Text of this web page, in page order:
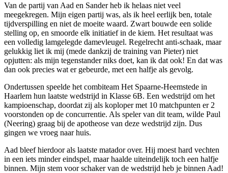
Van de partij van Aad en Sander heb ik helaas niet veel
meegekregen. Mijn eigen partij was, als ik heel eerlijk ben, totale
tijdverspilling en niet de moeite waard. Zwart bouwde een solide
stelling op, en smoorde elk initiatief in de kiem. Het resultaat was
een volledig lamgelegde damevleugel. Regelrecht anti-schaak, maar
gelukkig liet ik mij (mede dankzij de training van Pieter) niet
opjutten: als mijn tegenstander niks doet, kan ik dat ook! En dat was
dan ook precies wat er gebeurde, met een halfje als gevolg.
Ondertussen speelde het combiteam Het Spaarne-Heemstede in
Haarlem hun laatste wedstrijd in Klasse 6B. Een wedstrijd om het
kampioenschap, doordat zij als koploper met 10 matchpunten er 2
voorstonden op de concurrentie. Als speler van dit team, wilde Paul
(Neering) graag bij de apotheose van deze wedstrijd zijn. Dus
gingen we vroeg naar huis.
Aad bleef hierdoor als laatste matador over. Hij moest hard vechten
in een iets minder eindspel, maar haalde uiteindelijk toch een halfje
binnen. Mijn stem voor schaker van de wedstrijd heb je binnen Aad!